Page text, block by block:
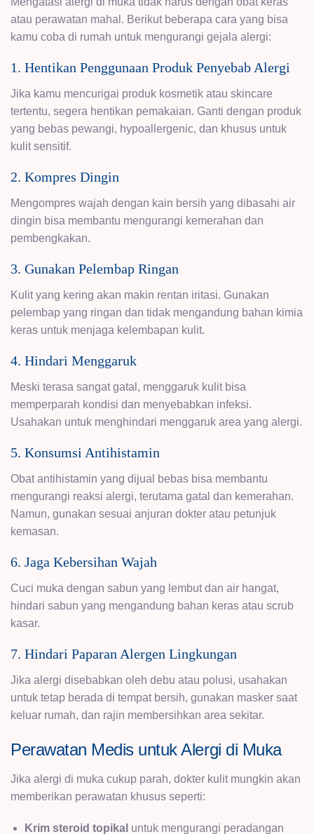
atau perawatan mahal. Berikut beberapa cara yang bisa
kamu coba di rumah untuk mengurangi gejala alergi:
1. Hentikan Penggunaan Produk Penyebab Alergi
Jika kamu mencurigai produk kosmetik atau skincare
tertentu, segera hentikan pemakaian. Ganti dengan produk
yang bebas pewangi, hypoallergenic, dan khusus untuk
kulit sensitif.
2. Kompres Dingin
Mengompres wajah dengan kain bersih yang dibasahi air
dingin bisa membantu mengurangi kemerahan dan
pembengkakan.
3. Gunakan Pelembap Ringan
Kulit yang kering akan makin rentan iritasi. Gunakan
pelembap yang ringan dan tidak mengandung bahan kimia
keras untuk menjaga kelembapan kulit.
4. Hindari Menggaruk
Meski terasa sangat gatal, menggaruk kulit bisa
memperparah kondisi dan menyebabkan infeksi.
Usahakan untuk menghindari menggaruk area yang alergi.
5. Konsumsi Antihistamin
Obat antihistamin yang dijual bebas bisa membantu
mengurangi reaksi alergi, terutama gatal dan kemerahan.
Namun, gunakan sesuai anjuran dokter atau petunjuk
kemasan.
6. Jaga Kebersihan Wajah
Cuci muka dengan sabun yang lembut dan air hangat,
hindari sabun yang mengandung bahan keras atau scrub
kasar.
7. Hindari Paparan Alergen Lingkungan
Jika alergi disebabkan oleh debu atau polusi, usahakan
untuk tetap berada di tempat bersih, gunakan masker saat
keluar rumah, dan rajin membersihkan area sekitar.
Perawatan Medis untuk Alergi di Muka
Jika alergi di muka cukup parah, dokter kulit mungkin akan
memberikan perawatan khusus seperti:
Krim steroid topikal untuk mengurangi peradangan